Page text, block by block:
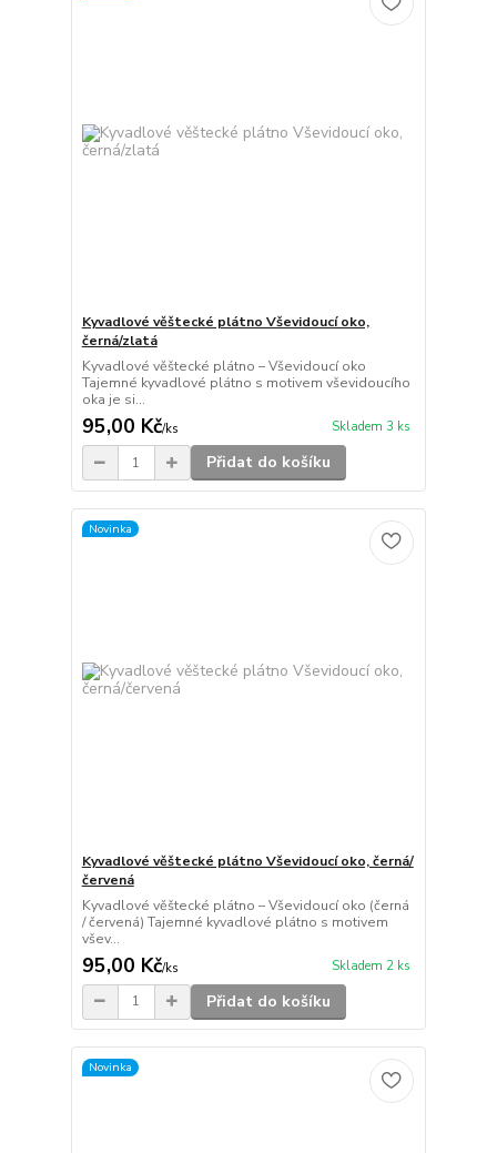
Kyvadlové věštecké plátno Vševidoucí oko,
černá/zlatá
Kyvadlové věštecké plátno – Vševidoucí oko
Tajemné kyvadlové plátno s motivem vševidoucího
oka je si...
95,00 Kč/ks Skladem 3 ks
Přidat do košíku
Novinka
Kyvadlové věštecké plátno Vševidoucí oko, černá/
červená
Kyvadlové věštecké plátno – Vševidoucí oko (černá
/ červená) Tajemné kyvadlové plátno s motivem
všev...
95,00 Kč/ks Skladem 2 ks
Přidat do košíku
Novinka